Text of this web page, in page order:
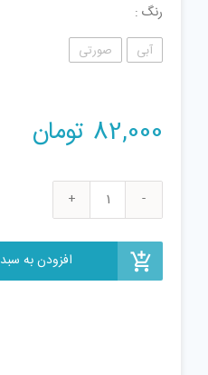
رنگ
آبی صورتی
82,000 تومان
اسباب
افزودن به سبد